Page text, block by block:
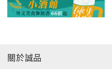
關於誠品